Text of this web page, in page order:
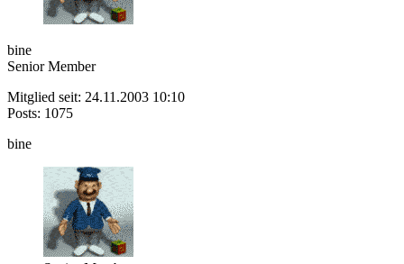
bine
Senior Member
Mitglied seit: 24.11.2003 10:10
Posts: 1075
bine